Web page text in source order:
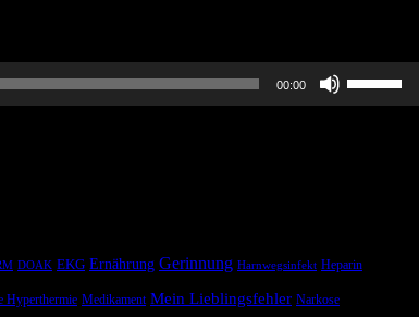
00:00
Hoch/
DOAK EKG Ernährung Gerinnung Harnwegsinfekt Heparin
Hyperthermie Medikament Mein Lieblingsfehler Narkose